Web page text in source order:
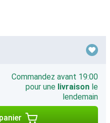
Commandez avant 19:00
pour une livraison le
lendemain